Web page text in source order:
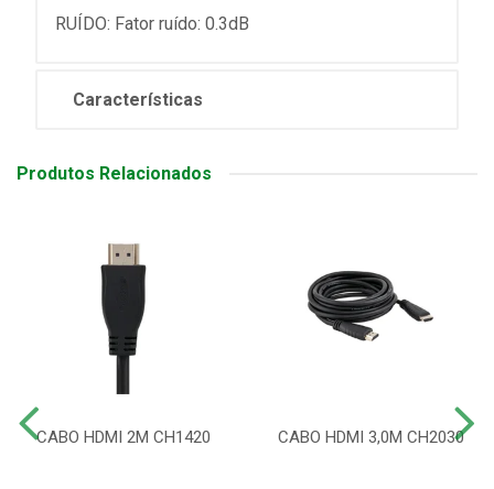
RUÍDO: Fator ruído: 0.3dB
Características
Produtos Relacionados
CABO HDMI 2M CH1420 CABO HDMI 3,0M CH2030